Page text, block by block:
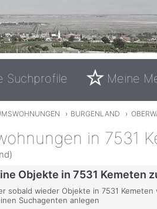
Suchprofile Meine
› BURGENLAND ›
in 7531
Objekte in 7531 Kemeten
sobald wieder Objekte in 7531 Kemeten
Suchagenten anlegen